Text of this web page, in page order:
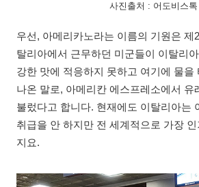
사진출처 : 어도비스톡
우선, 아메리카노라는 이름의 기원은 제
탈리아에서 근무하던 미군들이 이탈리
강한 맛에 적응하지 못하고 여기에 물을
나온 말로, 아메리칸 에스프레소에서 유
불렀다고 합니다. 현재에도 이탈리아는
취급을 안 하지만 전 세계적으로 가장 인
지요.